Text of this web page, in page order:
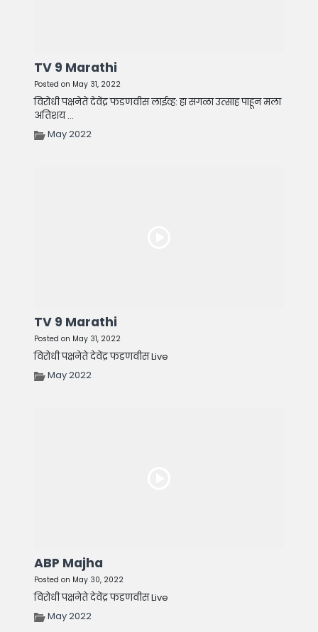
TV 9 Marathi
Posted on May 31, 2022
विरोधी पक्षनेते देवेंद्र फडणवीस लाईव्ह: हा सगळा उत्साह पाहून मला
अतिशय ...
May 2022
TV 9 Marathi
Posted on May 31, 2022
विरोधी पक्षनेते देवेंद्र फडणवीस Live
May 2022
ABP Majha
Posted on May 30, 2022
विरोधी पक्षनेते देवेंद्र फडणवीस Live
May 2022